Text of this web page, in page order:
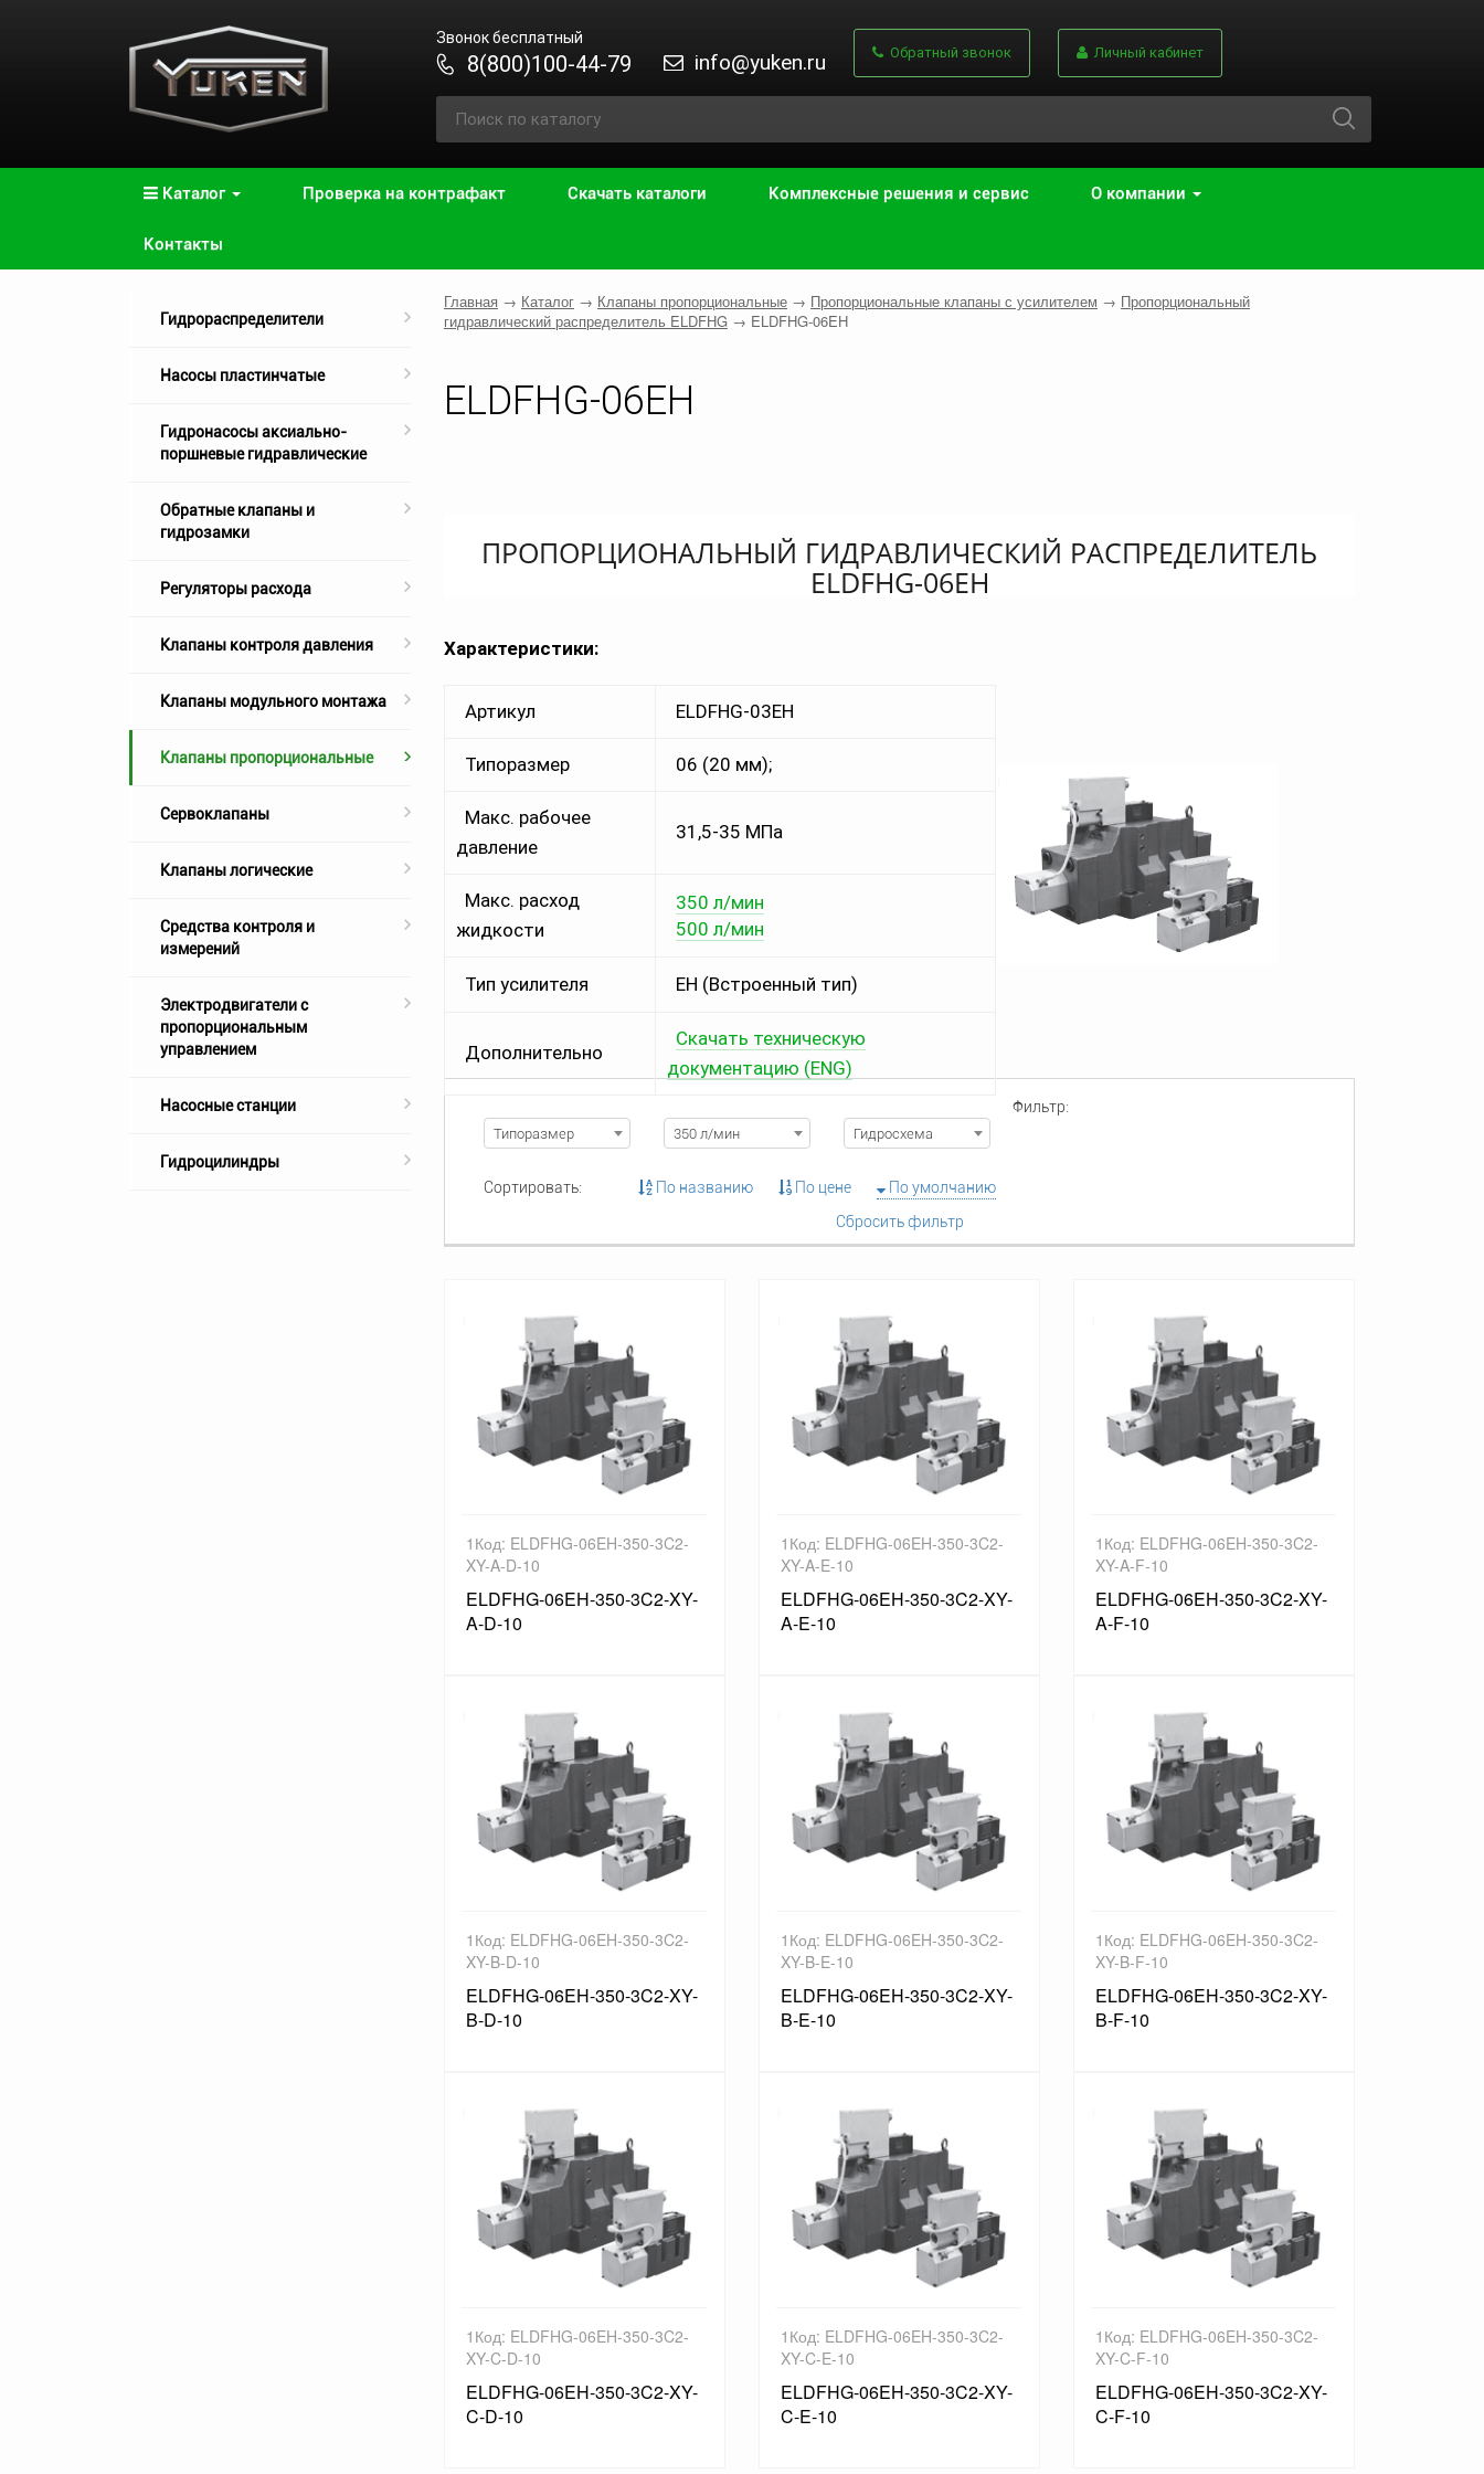
Звонок бесплатный
8(800)100-44-79 info@yuken.ru Обратный звонок Личный кабинет
Каталог Проверка на контрафакт Скачать каталоги Комплексные решения и сервис О компании
Контакты
Гидрораспределители
Насосы пластинчатые
Гидронасосы аксиально-
поршневые гидравлические
Обратные клапаны и
гидрозамки
Регуляторы расхода
Клапаны контроля давления
Клапаны модульного монтажа
Клапаны пропорциональные
Сервоклапаны
Клапаны логические
Средства контроля и
измерений
Электродвигатели с
пропорциональным
управлением
Насосные станции
Гидроцилиндры
Главная → Каталог → Клапаны пропорциональные → Пропорциональные клапаны с усилителем → Пропорциональный
гидравлический распределитель ELDFНG → ELDFHG-06EH
ELDFHG-06EH
ПРОПОРЦИОНАЛЬНЫЙ ГИДРАВЛИЧЕСКИЙ РАСПРЕДЕЛИТЕЛЬ
ELDFHG-06EH
Характеристики:
Артикул ELDFHG-03EH
Типоразмер 06 (20 мм);
Макс. рабочее
давление
31,5-35 МПа
Макс. расход
жидкости
350 л/мин
500 л/мин
Тип усилителя EH (Встроенный тип)
Дополнительно
Скачать техническую
документацию (ENG)
Фильтр:
Типоразмер 350 л/мин Гидросхема
Сортировать: По названию По цене
По умолчанию
Сбросить фильтр
1Код: ELDFHG-06EH-350-3C2-
XY-A-D-10
ELDFHG-06EH-350-3C2-XY-
A-D-10
1Код: ELDFHG-06EH-350-3C2-
XY-A-E-10
ELDFHG-06EH-350-3C2-XY-
A-E-10
1Код: ELDFHG-06EH-350-3C2-
XY-A-F-10
ELDFHG-06EH-350-3C2-XY-
A-F-10
1Код: ELDFHG-06EH-350-3C2-
XY-B-D-10
ELDFHG-06EH-350-3C2-XY-
B-D-10
1Код: ELDFHG-06EH-350-3C2-
XY-B-E-10
ELDFHG-06EH-350-3C2-XY-
B-E-10
1Код: ELDFHG-06EH-350-3C2-
XY-B-F-10
ELDFHG-06EH-350-3C2-XY-
B-F-10
1Код: ELDFHG-06EH-350-3C2-
XY-C-D-10
ELDFHG-06EH-350-3C2-XY-
C-D-10
1Код: ELDFHG-06EH-350-3C2-
XY-C-E-10
ELDFHG-06EH-350-3C2-XY-
C-E-10
1Код: ELDFHG-06EH-350-3C2-
XY-C-F-10
ELDFHG-06EH-350-3C2-XY-
C-F-10